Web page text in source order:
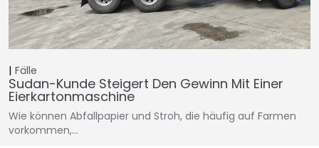
Fälle
Sudan-Kunde Steigert Den Gewinn Mit Einer
Eierkartonmaschine
Wie können Abfallpapier und Stroh, die häufig auf Farmen
vorkommen,…